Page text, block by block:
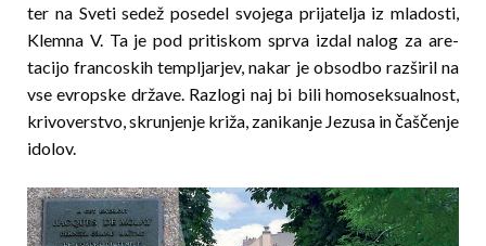
ter na Sveti sedež posedel svojega prijatelja iz mladosti,
Klemna V. Ta je pod pritiskom sprva izdal nalog za are­­
tacijo francoskih templjarjev, nakar je obsodbo raz­­širil na
vse evropske države. Razlogi naj bi bili homoseksualnost,
krivoverstvo, skrunjenje križa, zanikanje Jezusa in čaščenje
idolov.